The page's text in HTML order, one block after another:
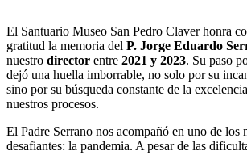
El Santuario Museo San Pedro Claver honra
gratitud la memoria del P. Jorge Eduardo
nuestro director entre 2021 y 2023. Su paso
dejó una huella imborrable, no solo por su
sino por su búsqueda constante de la
nuestros procesos.
El Padre Serrano nos acompañó en uno de los
desafiantes: la pandemia. A pesar de las